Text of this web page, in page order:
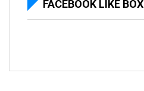
FACEBOOK LIKE BOX